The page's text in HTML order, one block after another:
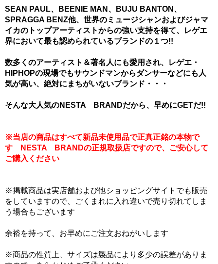
SEAN PAUL、BEENIE MAN、BUJU BANTON、
SPRAGGA BENZ他、世界のミュージシャンおよびジャマ
イカのトップアーティストからの強い支持を得て、レゲエ
界において最も認められているブランドの１つ!!
数多くのアーティスト＆著名人にも愛用され、レゲエ・
HIPHOPの現場でもサウンドマンからダンサーなどにも人
気が高い、絶対にまちがいないブランド・・・
そんな大人気のNESTA BRANDだから、早めにGETだ!!
※当店の商品はすべて新品未使用品で正真正銘の本物で
す NESTA BRANDの正規取扱店ですので、ご安心して
ご購入ください
※掲載商品は実店舗および他ショッピングサイトでも販売
をしていますので、ごくまれに入れ違いで売り切れてしま
う場合もございます
余裕を持って、お早めにご注文おねがいします
※商品の性質上、サイズは製品により多少の誤差がありま